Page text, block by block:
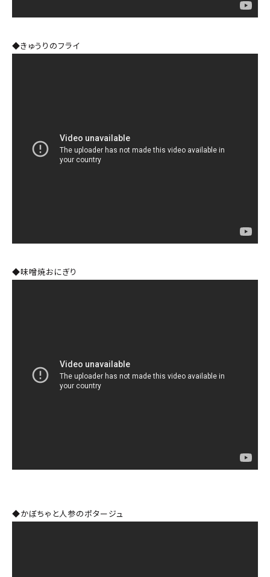
◆きゅうりのフライ
◆味噌焼おにぎり
◆かぼちゃと人参のポタージュ